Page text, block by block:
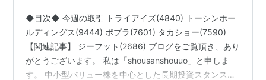
◆目次◆ 今週の取引 トライアイズ(4840) トーシンホー
ルディングス(9444) ポプラ(7601) タカショー(7590)
【関連記事】 ジーフット(2686) ブログをご覧頂き、あり
がとうございます。 私は「shousanshouuo」と申しま
す。 中小型バリュー株を中心とした長期投資スタンス